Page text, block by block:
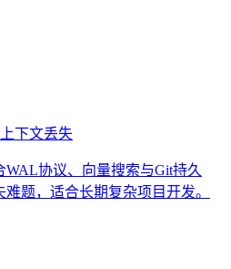
下文丢失
协议、向量搜索与Git持久
题，适合长期复杂项目开发。